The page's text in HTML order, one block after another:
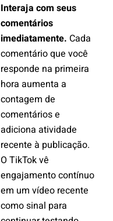
Interaja com seus
comentários
imediatamente. Cada
comentário que você
responde na primeira
hora aumenta a
contagem de
comentários e
adiciona atividade
recente à publicação.
O TikTok vê
engajamento contínuo
em um vídeo recente
como sinal para